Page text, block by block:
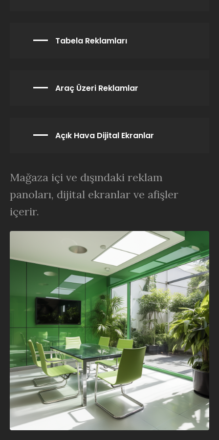
Tabela Reklamları
Araç Üzeri Reklamlar
Açık Hava Dijital Ekranlar
Mağaza içi ve dışındaki reklam
panoları, dijital ekranlar ve afişler
içerir.